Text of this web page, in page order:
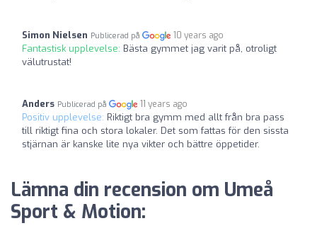
Simon Nielsen Publicerad på 10 years ago
Fantastisk upplevelse: Bästa gymmet jag varit på, otroligt
välutrustat!
Anders Publicerad på 11 years ago
Positiv upplevelse: Riktigt bra gymm med allt från bra pass
till riktigt fina och stora lokaler. Det som fattas för den sissta
stjärnan är kanske lite nya vikter och bättre öppetider.
Lämna din recension om Umeå
Sport & Motion: